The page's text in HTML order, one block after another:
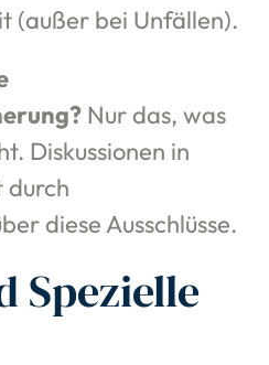
(außer bei Unfällen).
Nur das, was
Diskussionen in
durch
diese Ausschlüsse.
Spezielle